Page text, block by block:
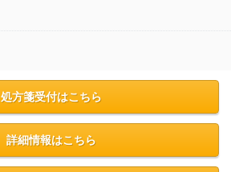
処方箋受付はこちら
詳細情報はこちら